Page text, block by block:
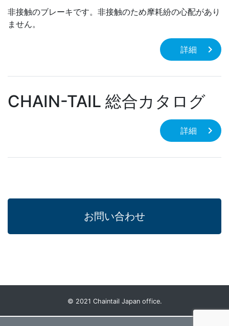
非接触のブレーキです。非接触のため摩耗紛の心配があり
ません。
詳細
CHAIN-TAIL 総合カタログ
詳細
お問い合わせ
© 2021 Chaintail Japan office.